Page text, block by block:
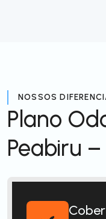
NOSSOS
Plano
Peabiru –